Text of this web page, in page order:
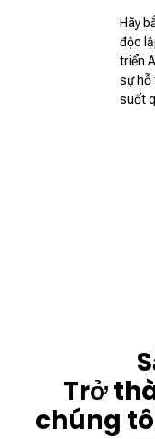
Hãy
độc
triển
sự hỗ
suốt
Trở
chúng